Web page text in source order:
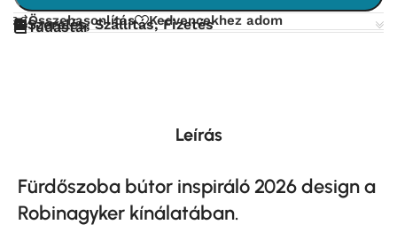
Összehasonlítás Kedvencekhez adom
Szerelés, Szállítás, Fizetés
Tudástár
Leírás
Fürdőszoba bútor inspiráló 2026 design a
Robinagyker kínálatában.